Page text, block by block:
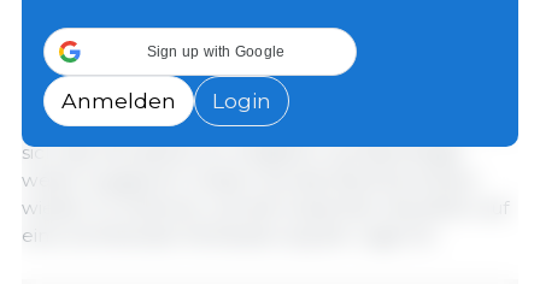
Schweineproduktion und die Marktbedingungen.
Sie stellten fest, dass die Produktionskapazitäten in
der Schweinehaltung geordnet zurückgeführt
werden, die Preise sich stabilisieren und erholen und
sich das Verhältnis von Angebot und Nachfrage
weiter ausgleicht. Zudem sei das Marktvertrauen
wieder im Aufwind, und die Aussichten deuteten auf
eine schrittweise Verbesserung der Lage hin.
Sign up with Google
Anmelden Login